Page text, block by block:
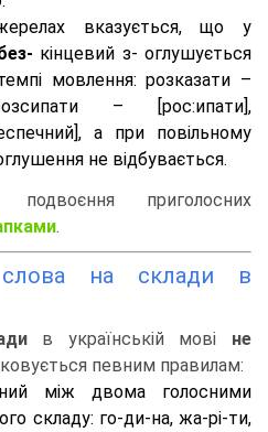
вказується, що у
кінцевий з- оглушується
мовлення: розказати –
– [роc:ипати],
а при повільному
не відбувається.
приголосних
.
слова на склади в
в українській мові не
певним правилам:
між двома голосними
складу: го-ди-на, жа-рі-ти,